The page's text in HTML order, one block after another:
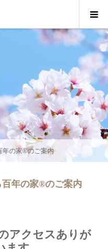
年の家®︎のご案内
百年の家®︎のご案内
アクセスありが